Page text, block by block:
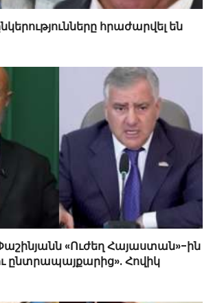
հրաժարվել են
«Ուժեղ Հայաստան»-ին
ընտրապայքարից». Հովիկ